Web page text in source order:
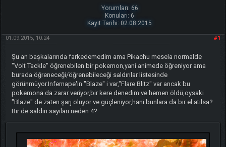
Yorumları: 66
Konuları: 6
Kayıt Tarihi: 02.08.2015
#1
01.09.2015, 10:24
Şu an başkalarında farkedemedim ama Pikachu mesela normalde
"Volt Tackle" öğrenebilen bir pokemon,yani animede öğreniyor ama
burada öğreneceği/öğrenebileceği saldırılar listesinde
görünmüyor.Infernape'in "Blaze" i var,"Flare Blitz" var ancak bu
pokemona da zarar veriyor,bir kere denedim ve hemen öldü,oysaki
"Blaze" de zaten şarj oluyor ve güçleniyor,hani bunlara da bir el atılsa?
Bir de saldırı sayıları neden 4?